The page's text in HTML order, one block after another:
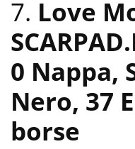
7. Love
0 Nappa,
Nero, 37
borse